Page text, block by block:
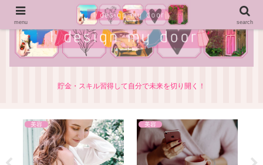
貯金・スキル習得して自分で未来を切り開く！
美容 美容
menu search